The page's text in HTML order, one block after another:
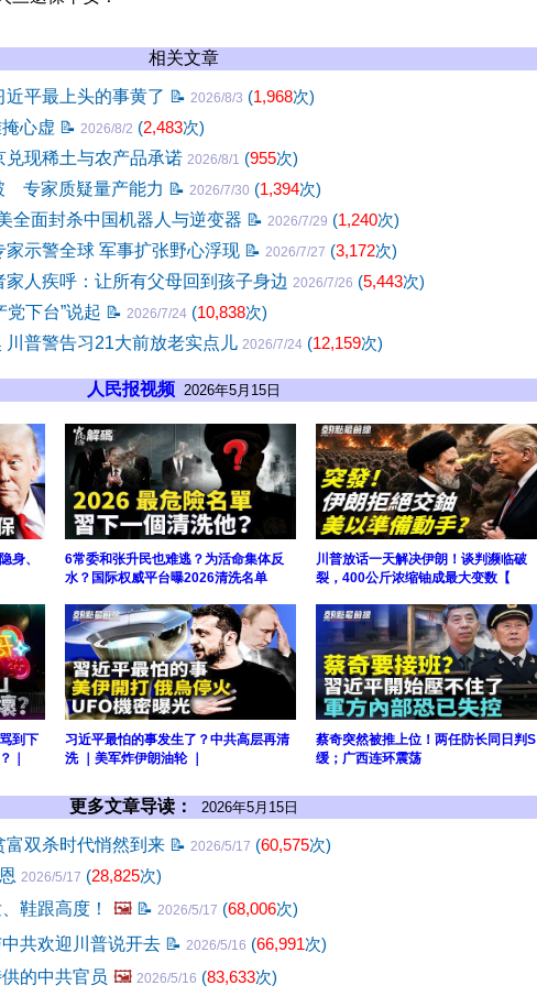
相关文章
平最上头的事黄了 📝 2026/8/3 (1,968次)
心虚 📝 2026/8/2 (2,483次)
现稀土与农产品承诺 2026/8/1 (955次)
专家质疑量产能力 📝 2026/7/30 (1,394次)
全面封杀中国机器人与逆变器 📝 2026/7/29 (1,240次)
示警全球 军事扩张野心浮现 📝 2026/7/27 (3,172次)
人疾呼：让所有父母回到孩子身边 2026/7/26 (5,443次)
党下台”说起 📝 2026/7/24 (10,838次)
川普警告习21大前放老实点儿 2026/7/24 (12,159次)
人民报视频 2026年5月15日
身、
6常委和张升民也难逃？为活命集体反
水？国际权威平台曝2026清洗名单
川普放话一天解决伊朗！谈判濒临破
裂，400公斤浓缩铀成最大变数【
到下
｜
习近平最怕的事发生了？中共高层再清
洗 ｜美军炸伊朗油轮 ｜
蔡奇突然被推上位！两任防长同日判S
缓；广西连环震荡
更多文章导读： 2026年5月15日
富双杀时代悄然到来 📝 2026/5/17 (60,575次)
2026/5/17 (28,825次)
鞋跟高度！
🖼️ 📝 2026/5/17 (68,006次)
共欢迎川普说开去 📝 2026/5/16 (66,991次)
的中共官员 🖼️ 2026/5/16 (83,633次)